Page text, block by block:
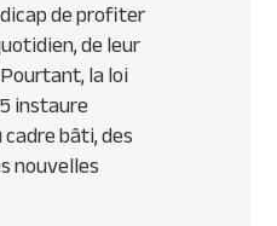
de profiter
de leur
la loi
instaure
bâti, des
nouvelles